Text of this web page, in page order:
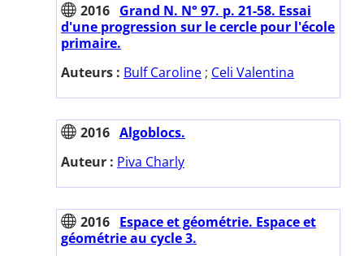
2016 Grand N. N° 97. p. 21-58. Essai
d'une progression sur le cercle pour l'école
primaire.
Auteurs : Bulf Caroline ; Celi Valentina
2016 Algoblocs.
Auteur : Piva Charly
2016 Espace et géométrie. Espace et
géométrie au cycle 3.